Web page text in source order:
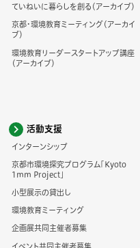
ていねいに暮らしを創る（アーカイブ）
京都・環境教育ミーティング（アーカイ
ブ）
環境教育リーダースタートアップ講座
（アーカイブ）
活動支援
インターンシップ
京都市環境探究プログラム「Kyoto
1mm Project」
小型展示の貸出し
環境教育ミーティング
企画展共同主催者募集
イベント共同主催者募集